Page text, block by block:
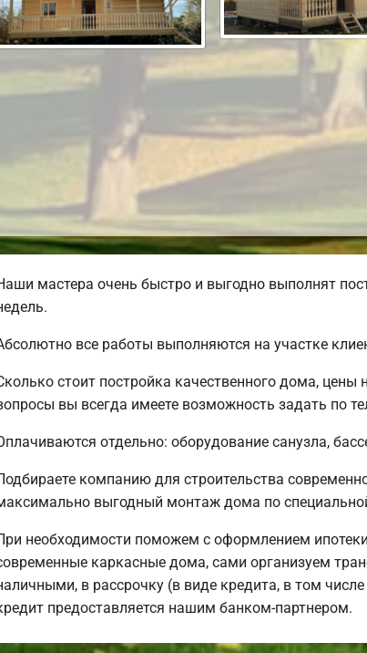
мастера очень быстро и выгодно выполнят
все работы выполняются на участке
стоит постройка качественного дома,
вы всегда имеете возможность задать по
отдельно: оборудование санузла,
компанию для строительства
выгодный монтаж дома по
необходимости поможем с оформлением
каркасные дома, сами организуем
в рассрочку (в виде кредита, в том
предоставляется нашим банком-партнером.